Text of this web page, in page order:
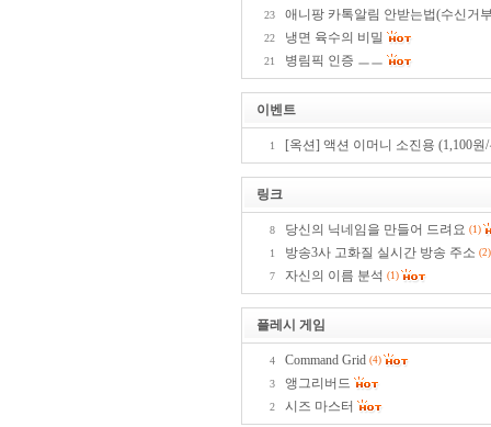
23 애니팡 카톡알림 안받는법(수신거
22 냉면 육수의 비밀
21 병림픽 인증 ㅡㅡ
이벤트
1 [옥션] 액션 이머니 소진용 (1,100
링크
8 당신의 닉네임을 만들어 드려요 (1)
1 방송3사 고화질 실시간 방송 주소
7 자신의 이름 분석 (1)
플레시 게임
4 Command Grid (4)
3 앵그리버드
2 시즈 마스터